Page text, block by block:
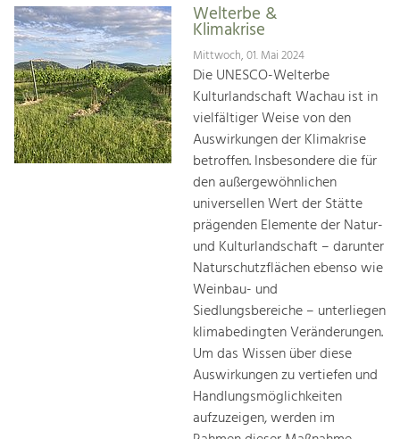
Welterbe &
Klimakrise
Mittwoch, 01. Mai 2024
Die UNESCO-Welterbe
Kulturlandschaft Wachau ist in
vielfältiger Weise von den
Auswirkungen der Klimakrise
betroffen. Insbesondere die für
den außergewöhnlichen
universellen Wert der Stätte
prägenden Elemente der Natur-
und Kulturlandschaft – darunter
Naturschutzflächen ebenso wie
Weinbau- und
Siedlungsbereiche – unterliegen
klimabedingten Veränderungen.
Um das Wissen über diese
Auswirkungen zu vertiefen und
Handlungsmöglichkeiten
aufzuzeigen, werden im